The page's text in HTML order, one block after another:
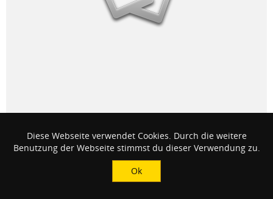
9 Menschen teilten dies erneut
Diese Webseite verwendet Cookies. Durch die weitere
Benutzung der Webseite stimmst du dieser Verwendung zu.
Ok